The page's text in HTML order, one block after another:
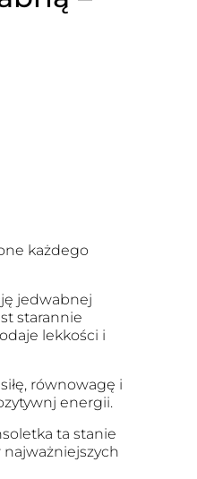
każdego
jedwabnej
starannie
lekkości i
równowagę i
energii.
ta stanie